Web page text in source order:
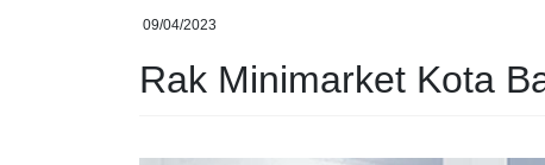
09/04/2023
Rak Minimarket Kota